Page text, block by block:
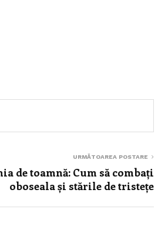
URMĂTOAREA POSTARE
de toamnă: Cum să combați
oboseala și stările de tristețe